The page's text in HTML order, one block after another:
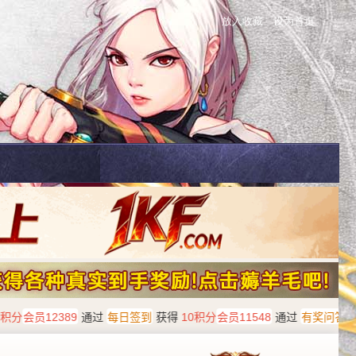
放入收藏 设为首页